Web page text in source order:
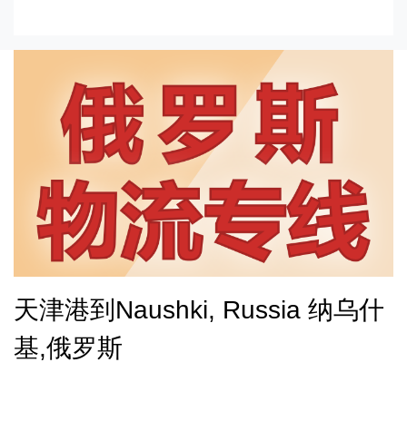
天津港到Naushki, Russia 纳乌什
基,俄罗斯